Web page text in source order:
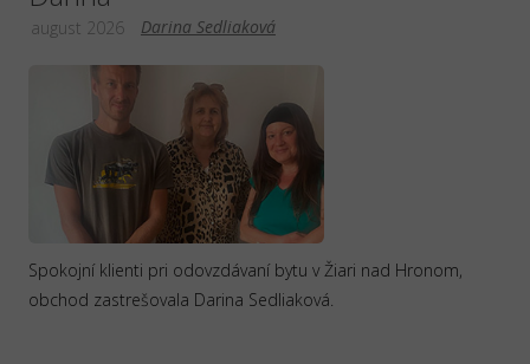
Darina Sedliaková
august 2026
Spokojní klienti pri odovzdávaní bytu v Žiari nad Hronom,
obchod zastrešovala Darina Sedliaková.